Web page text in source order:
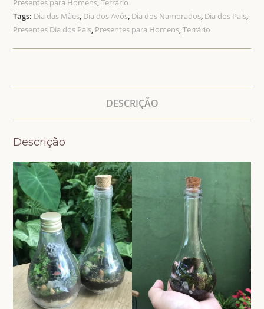
Presentes para Homens,Terrário
Tags: Dia das Mães, Dia dos Avós, Dia dos Namorados, Dia dos Pais,
Presentes Dia dos Pais, Presentes para Homens,Terrário
DESCRIÇÃO
Descrição